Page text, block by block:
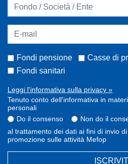
Fondi pensione
Casse di
Fondi sanitari
Leggi l'informativa sulla privacy »
Tenuto conto dell'informativa in
personali
Do il consenso
Non do il
al trattamento dei dati ai fini di invio
promozione sulle attività Mefop
ISCRIVITI